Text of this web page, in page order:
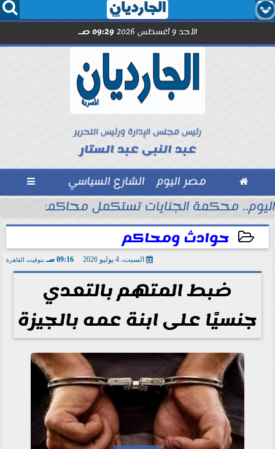
  
الأحد 9 أغسطس 2026 09:29 صـ
رئيس مجلس الإدارة ورئيس التحرير
عبد النبى عبد الستار
 مصر اليوم الشارع السياسي 
اليوم.. محكمة الجنايات تستكمل محاكمة
حوادث ومحاكم
السبت، 4 يوليو 2026 09:16 صـ بتوقيت القاهرة
ضبط المتهم بالتعدي
جنسيًا على ابنة عمه بالجيزة